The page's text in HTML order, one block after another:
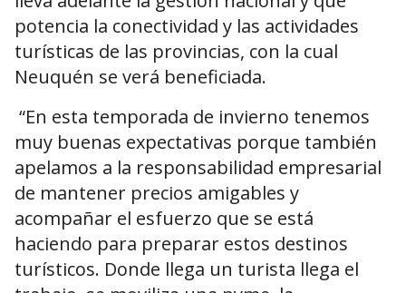
potencia la conectividad y las actividades
turísticas de las provincias, con la cual
Neuquén se verá beneficiada.
“En esta temporada de invierno tenemos
muy buenas expectativas porque también
apelamos a la responsabilidad empresarial
de mantener precios amigables y
acompañar el esfuerzo que se está
haciendo para preparar estos destinos
turísticos. Donde llega un turista llega el